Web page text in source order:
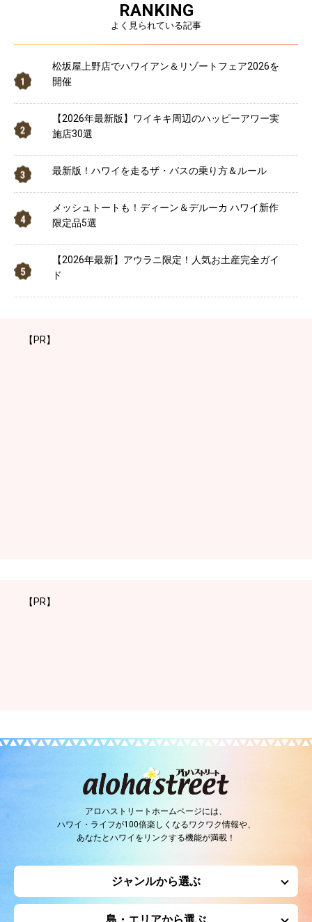
RANKING
よく見られている記事
松坂屋上野店でハワイアン＆リゾートフェア2026を
開催
【2026年最新版】ワイキキ周辺のハッピーアワー実
施店30選
最新版！ハワイを走るザ・バスの乗り方＆ルール
メッシュトートも！ディーン＆デルーカ ハワイ新作
限定品5選
【2026年最新】アウラニ限定！人気お土産完全ガイ
ド
【PR】
【PR】
アロハストリートホームページには、
ハワイ・ライフが100倍楽しくなるワクワク情報や、
あなたとハワイをリンクする機能が満載！
ジャンルから選ぶ